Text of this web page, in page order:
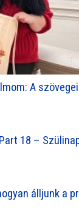
A
18 –
álljunk a